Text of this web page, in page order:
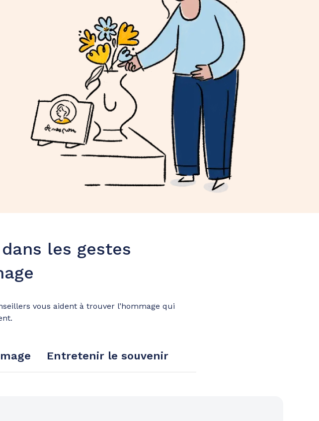
les gestes
vous aident à trouver l’hommage qui
Entretenir le souvenir